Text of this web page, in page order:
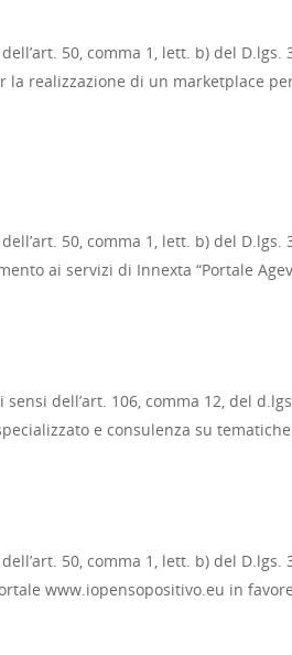
50, comma 1, lett. b) del
realizzazione di un marketplace
50, comma 1, lett. b) del
ai servizi di Innexta “Portale
dell’art. 106, comma 12, del
e consulenza su
50, comma 1, lett. b) del
www.iopensopositivo.eu in favore